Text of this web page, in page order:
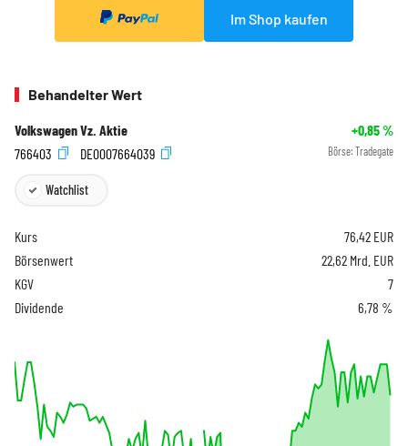
Im Shop kaufen
Behandelter Wert
Volkswagen Vz. Aktie +0,85%
766403
DE0007664039 Börse: Tradegate
Watchlist
Kurs 76,42 EUR
Börsenwert
22,62 Mrd. EUR
KGV
7
Dividende
6,78 %